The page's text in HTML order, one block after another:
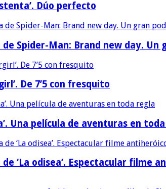
Dúo perfecto
Spider-Man: Brand new day. Un
De 7’5 con fresquito
Una película de aventuras en
‘La odisea’. Espectacular filme